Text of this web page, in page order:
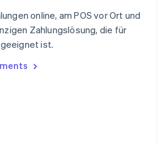
online, am POS vor Ort und
Zahlungslösung, die für
ist.